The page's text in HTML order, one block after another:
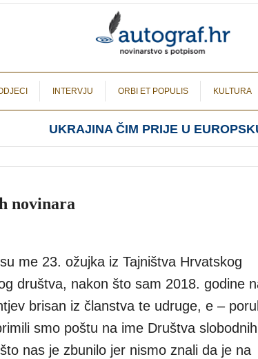
INTERVJU ORBI ET POPULIS KULTURA
UKRAJINA ČIM PRIJE U
novinara
me 23. ožujka iz Tajništva Hrvatskog
društva, nakon što sam 2018. godine
brisan iz članstva te udruge, e –
smo poštu na ime Društva slobodnih
nas je zbunilo jer nismo znali da je na